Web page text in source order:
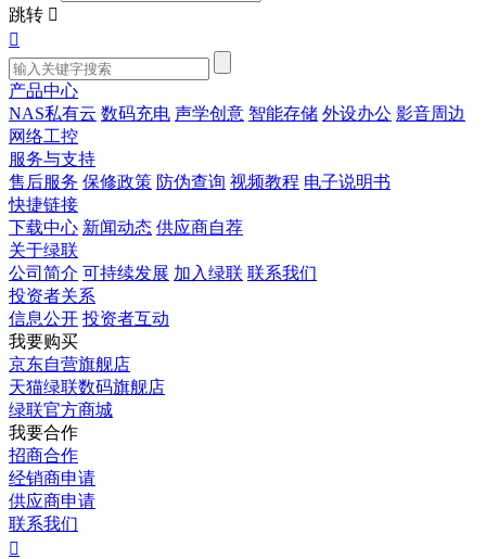
跳转 

产品中心
NAS私有云 数码充电 声学创意 智能存储 外设办公 影音周边
网络工控
服务与支持
售后服务 保修政策 防伪查询 视频教程 电子说明书
快捷链接
下载中心 新闻动态 供应商自荐
关于绿联
公司简介 可持续发展 加入绿联 联系我们
投资者关系
信息公开 投资者互动
我要购买
京东自营旗舰店
天猫绿联数码旗舰店
绿联官方商城
我要合作
招商合作
经销商申请
供应商申请
联系我们
